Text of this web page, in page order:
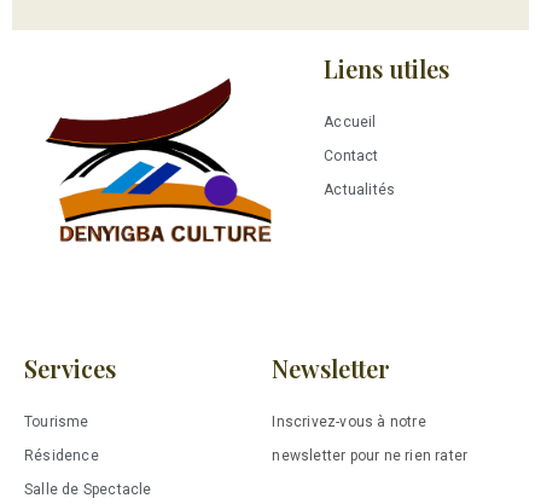
Liens utiles
Accueil
Contact
Actualités
Services
Tourisme
Résidence
Salle de Spectacle
Newsletter
Inscrivez-vous à notre
newsletter pour ne rien rater